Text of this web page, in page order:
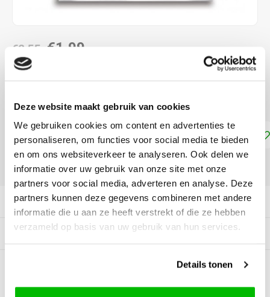
Deze website maakt gebruik van cookies
We gebruiken cookies om content en advertenties te
personaliseren, om functies voor social media te bieden
en om ons websiteverkeer te analyseren. Ook delen we
informatie over uw gebruik van onze site met onze
partners voor social media, adverteren en analyse. Deze
partners kunnen deze gegevens combineren met andere
informatie die u aan ze heeft verstrekt of die ze hebben
verzameld op basis van uw gebruik van hun services.
Details tonen
€2,55 €1,99
DIRECT LEVERBAAR
Cernit Number One Polymeer klei Lees meer
Toevoegen aan winkelwagen
DELEN:
Productomschrijving
Gerelateerde producten
BEOORDELINGEN